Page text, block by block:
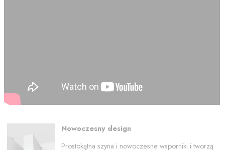
Nowoczesny design
Prostokątna szyna i nowoczesne wsporniki i tworzą